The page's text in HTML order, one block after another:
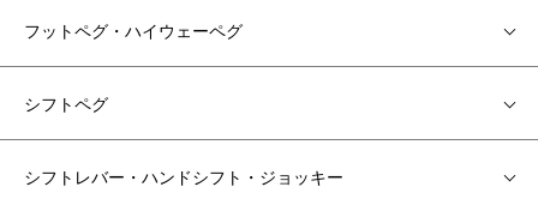
フットペグ・ハイウェーペグ
シフトペグ
シフトレバー・ハンドシフト・ジョッキー